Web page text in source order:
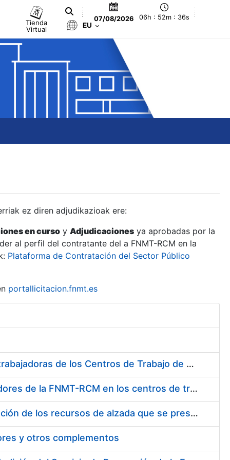
Tienda
Virtual
07/08/2026 06h : 52m : 37s
EU
ez diren adjudikazioak ere:
en curso y Adjudicaciones ya aprobadas por la
al perfil del contratante del a FNMT-RCM en la
Plataforma de Contratación del Sector Público
portallicitacion.fnmt.es
Suministro de Protectores Auditivos a medida para las personas trabajadoras de los Centros de Trabajo de Madrid y Burgos
Suministro de gafas graduadas antiproyecciones para los trabajadores de la FNMT-RCM en los centros de trabajo de Madrid y Burgos
Servicios de una empresa externa para el asesoramiento y resolución de los recursos de alzada que se presentan relacionados con procesos de selección para la FNMT-RCM
y otros complementos